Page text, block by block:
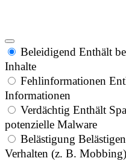
Beleidigend Enthält
Inhalte
Fehlinformationen
Informationen
Verdächtig Enthält
potenzielle Malware
Belästigung
Verhalten (z. B. Mobbing)